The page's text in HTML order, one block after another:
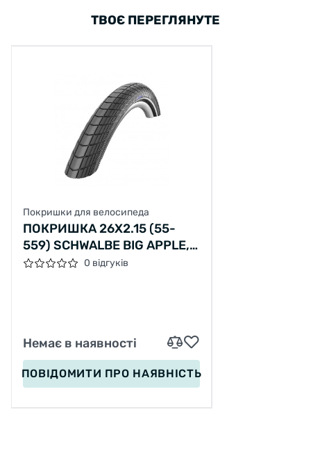
ТВОЄ ПЕРЕГЛЯНУТЕ
Покришки для велосипеда
ПОКРИШКА 26X2.15 (55-
559) SCHWALBE BIG APPLE,
K-GUARD 0 відгуків
Немає в наявності
ПОВІДОМИТИ ПРО НАЯВНІСТЬ